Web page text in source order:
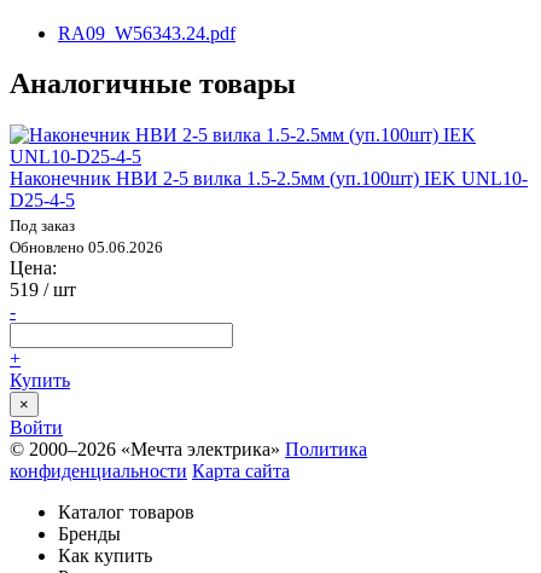
RA09_W56343.24.pdf
Аналогичные товары
Наконечник НВИ 2-5 вилка 1.5-2.5мм (уп.100шт) IEK UNL10-
D25-4-5
Под заказ
Обновлено 05.06.2026
Цена:
519 / шт
-
+
Купить
×
Войти
© 2000–2026 «Мечта электрика» Политика
конфиденциальности Карта сайта
Каталог товаров
Бренды
Как купить